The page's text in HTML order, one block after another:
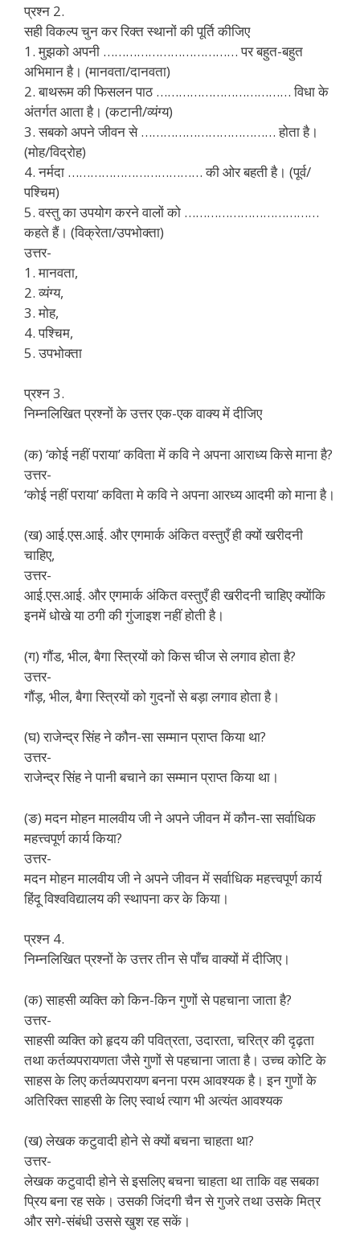
प्रश्न 2.
सही विकल्प चुन कर रिक्त स्थानों की पूर्ति कीजिए
1. मुझको अपनी ……………………………… पर बहुत-बहुत
अभिमान है। (मानवता/दानवता)
2. बाथरूम की फिसलन पाठ ……………………………… विधा के
अंतर्गत आता है। (कटानी/व्यंग्य)
3. सबको अपने जीवन से ……………………………… होता है।
(मोह/विद्रोह)
4. नर्मदा ……………………………… की ओर बहती है। (पूर्व/
पश्चिम)
5. वस्तु का उपयोग करने वालों को ………………………………
कहते हैं। (विक्रेता/उपभोक्ता)
उत्तर-
1. मानवता,
2. व्यंग्य,
3. मोह,
4. पश्चिम,
5. उपभोक्ता
प्रश्न 3.
निम्नलिखित प्रश्नों के उत्तर एक-एक वाक्य में दीजिए
(क) ‘कोई नहीं पराया’ कविता में कवि ने अपना आराध्य किसे माना है?
उत्तर-
‘कोई नहीं पराया’ कविता मे कवि ने अपना आरध्य आदमी को माना है।
(ख) आई.एस.आई. और एगमार्क अंकित वस्तुएँ ही क्यों खरीदनी
चाहिए,
उत्तर-
आई.एस.आई. और एगमार्क अंकित वस्तुएँ ही खरीदनी चाहिए क्योंकि
इनमें धोखे या ठगी की गुंजाइश नहीं होती है।
(ग) गौंड, भील, बैगा स्त्रियों को किस चीज से लगाव होता है?
उत्तर-
गौंड़, भील, बैगा स्त्रियों को गुदनों से बड़ा लगाव होता है।
(घ) राजेन्द्र सिंह ने कौन-सा सम्मान प्राप्त किया था?
उत्तर-
राजेन्द्र सिंह ने पानी बचाने का सम्मान प्राप्त किया था।
(ङ) मदन मोहन मालवीय जी ने अपने जीवन में कौन-सा सर्वाधिक
महत्त्वपूर्ण कार्य किया?
उत्तर-
मदन मोहन मालवीय जी ने अपने जीवन में सर्वाधिक महत्त्वपूर्ण कार्य
हिंदू विश्वविद्यालय की स्थापना कर के किया।
प्रश्न 4.
निम्नलिखित प्रश्नों के उत्तर तीन से पाँच वाक्यों में दीजिए।
(क) साहसी व्यक्ति को किन-किन गुणों से पहचाना जाता है?
उत्तर-
साहसी व्यक्ति को हृदय की पवित्रता, उदारता, चरित्र की दृढ़ता
तथा कर्तव्यपरायणता जैसे गुणों से पहचाना जाता है। उच्च कोटि के
साहस के लिए कर्तव्यपरायण बनना परम आवश्यक है। इन गुणों के
अतिरिक्त साहसी के लिए स्वार्थ त्याग भी अत्यंत आवश्यक
(ख) लेखक कटुवादी होने से क्यों बचना चाहता था?
उत्तर-
लेखक कटुवादी होने से इसलिए बचना चाहता था ताकि वह सबका
प्रिय बना रह सके। उसकी जिंदगी चैन से गुजरे तथा उसके मित्र
और सगे-संबंधी उससे खुश रह सकें।